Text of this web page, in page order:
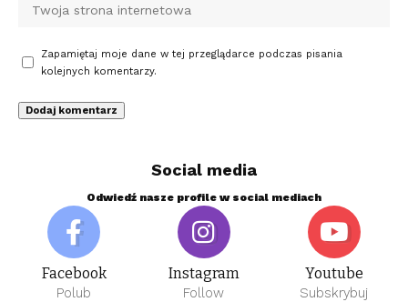
Zapamiętaj moje dane w tej przeglądarce podczas pisania
kolejnych komentarzy.
Social media
Odwiedź nasze profile w social mediach
Facebook
Polub
Instagram
Follow
Youtube
Subskrybuj